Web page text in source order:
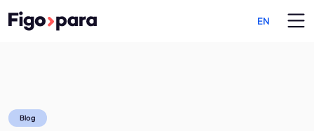
EN
Blog